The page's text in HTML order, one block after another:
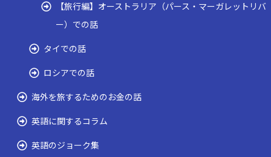
【旅行編】オーストラリア（パース・マーガレットリバ
ー）での話
タイでの話
ロシアでの話
海外を旅するためのお金の話
英語に関するコラム
英語のジョーク集